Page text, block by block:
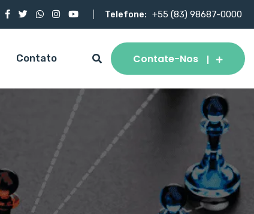
Telefone: +55 (83) 98687-0000
Contato Contate-Nos